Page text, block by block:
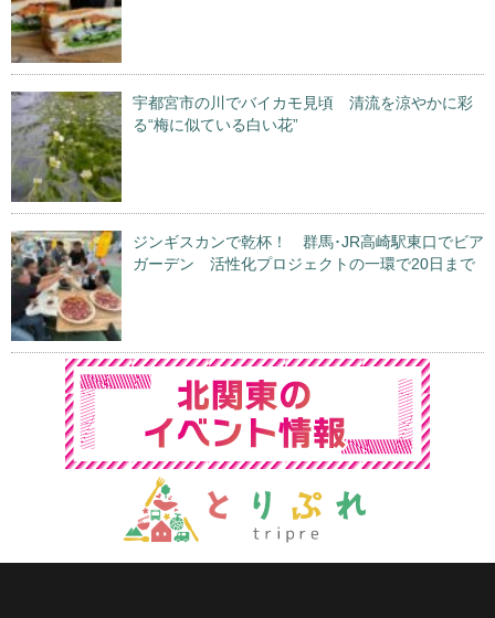
宇都宮市の川でバイカモ見頃 清流を涼やかに彩
る“梅に似ている白い花”
ジンギスカンで乾杯！ 群馬･JR高崎駅東口でビア
ガーデン 活性化プロジェクトの一環で20日まで